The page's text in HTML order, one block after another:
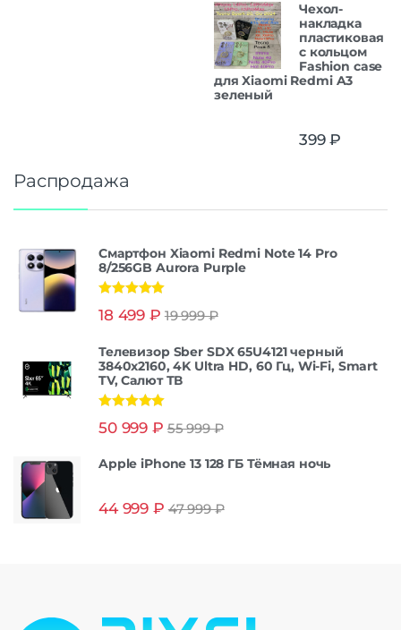
Чехол-
накладка
пластиковая
с кольцом
Fashion case
для Xiaomi Redmi A3
зеленый
399₽
Распродажа
Смартфон Xiaomi Redmi Note 14 Pro
8/256GB Aurora Purple
из 5
18 499 ₽ 19 999₽
Телевизор Sber SDX 65U4121 черный
3840x2160, 4K Ultra HD, 60 Гц, Wi-Fi, Smart
TV, Салют ТВ
из 5
50 999 ₽ 55 999₽
Apple iPhone 13 128 ГБ Тёмная ночь
44 999 ₽ 47 999₽